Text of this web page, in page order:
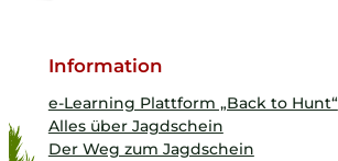
Information
e-Learning Plattform „Back to Hunt“
Alles über Jagdschein
Der Weg zum Jagdschein